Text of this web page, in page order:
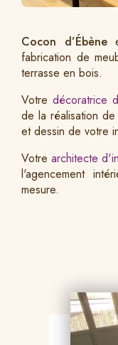
Cocon d’Ébène
fabrication de
terrasse en bois.
Votre décoratrice
de la réalisation
et dessin de votre
Votrearchitecte
l'agencement
mesure.